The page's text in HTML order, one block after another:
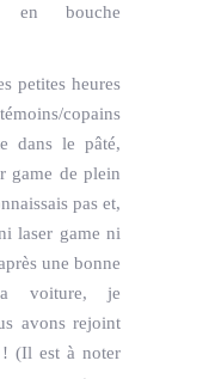
bouche
petites heures
copains
dans le pâté,
game de plein
pas et,
laser game ni
une bonne
voiture, je
avons rejoint
! (Il est à noter